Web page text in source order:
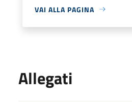
VAI ALLA PAGINA
Allegati